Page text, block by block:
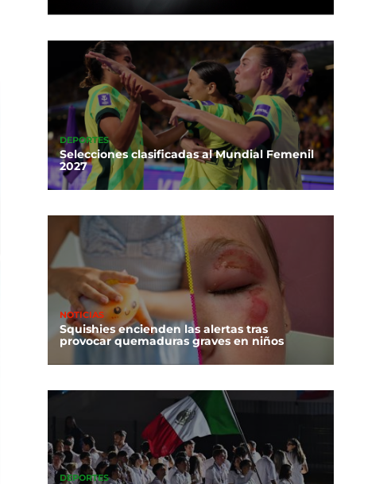
DEPORTES
Selecciones clasificadas al Mundial Femenil
2027
NOTICIAS
Squishies encienden las alertas tras
provocar quemaduras graves en niños
DEPORTES